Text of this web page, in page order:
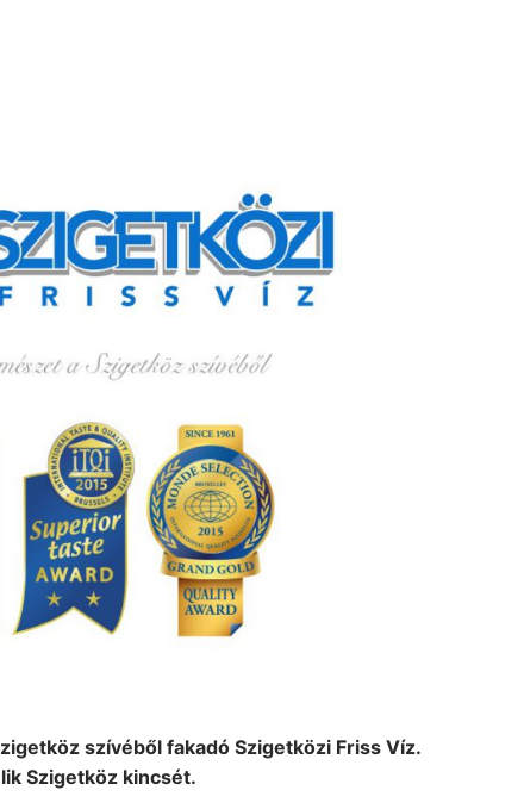
szívéből fakadó Szigetközi Friss Víz.
Szigetköz kincsét.